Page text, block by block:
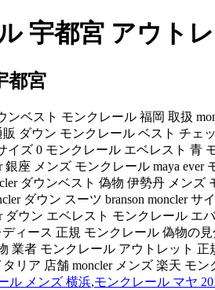
宇都宮 アウト
都宮
ンベスト モンクレール 福岡 取扱
ダウン モンクレール ベスト チェ
イズ 0 モンクレール エベレスト
銀座 メンズ モンクレール maya
ダウンベスト 偽物 伊勢丹 メン
ダウン スーツ branson moncler
ダウン エベレスト モンクレール エ
ィース 正規 モンクレール 偽物の
業者 モンクレール アウトレット
リア 店舗 moncler メンズ 楽天 モ
ル メンズ 横浜,モンクレール マヤ